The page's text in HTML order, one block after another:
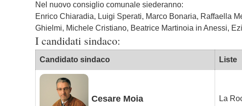
Nel nuovo consiglio comunale siederanno:
Enrico Chiaradia, Luigi Sperati, Marco Bonaria, Raffaella
Ghielmi, Michele Cristiano, Beatrice Martinoia in Anessi,
I candidati sindaco:
Candidato sindaco Liste
Cesare Moia La